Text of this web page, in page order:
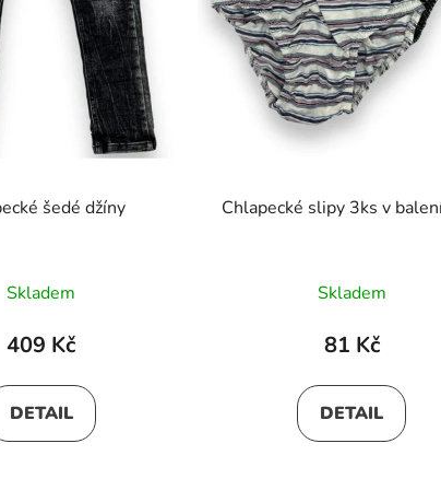
šedé džíny
Skladem
409 Kč
DETAIL
Skladem
81 Kč
DETAIL